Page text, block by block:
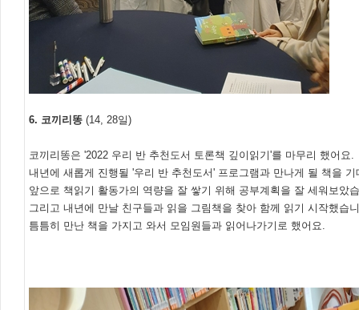
6. 코끼리똥 (14, 28일)
코끼리똥은 '2022 우리 반 추천도서 토론책 깊이읽기'를 마무리 했어요.
내년에 새롭게 진행될 '우리 반 추천도서' 프로그램과 만나게 될 책을 기
앞으로 책읽기 활동가의 역량을 잘 쌓기 위해 공부계획을 잘 세워보았
그리고 내년에 만날 친구들과 읽을 그림책을 찾아 함께 읽기 시작했습
틈틈히 만난 책을 가지고 와서 모임원들과 읽어나가기로 했어요.